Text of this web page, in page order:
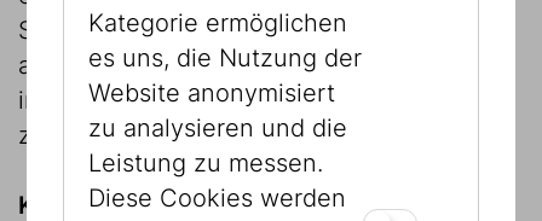
Schoa-Überlebenden geboren. Er lebt und
arbeitet in Tel Aviv. Seine Arbeiten wurden
international ausgestellt und sind in
zahlreichen Sammlungen vertreten.
Kurator:innen:Barbara Staudinger, Hannes
Kategorie ermöglichen
es uns, die Nutzung der
Website anonymisiert
zu analysieren und die
Leistung zu messen.
Diese Cookies werden